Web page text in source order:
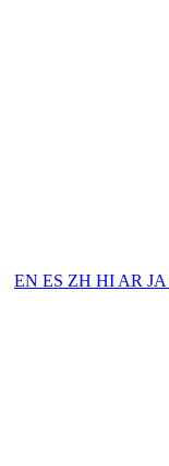
EN ES ZH HI AR JA